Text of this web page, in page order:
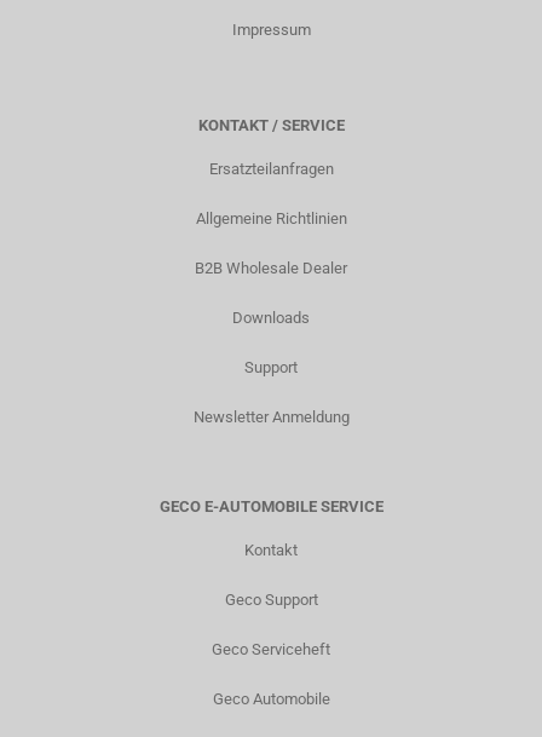
Impressum
KONTAKT / SERVICE
Ersatzteilanfragen
Allgemeine Richtlinien
B2B Wholesale Dealer
Downloads
Support
Newsletter Anmeldung
GECO E-AUTOMOBILE SERVICE
Kontakt
Geco Support
Geco Serviceheft
Geco Automobile